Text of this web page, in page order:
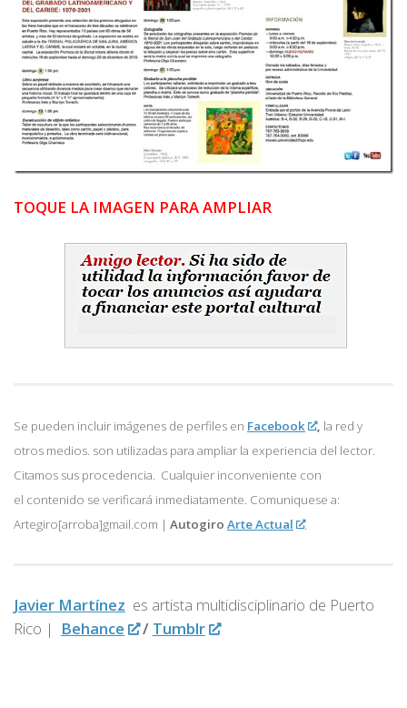
TOQUE LA IMAGEN PARA AMPLIAR
Se pueden incluir imágenes de perfiles en Facebook , la red y
otros medios. son utilizadas para ampliar la experiencia del lector.
Citamos sus procedencia. Cualquier inconveniente con
el contenido se verificará inmediatamente. Comuniquese a:
Artegiro[arroba]gmail.com | Autogiro Arte Actual
Javier Martínez es artista multidisciplinario de Puerto
Rico |
Behance / Tumblr